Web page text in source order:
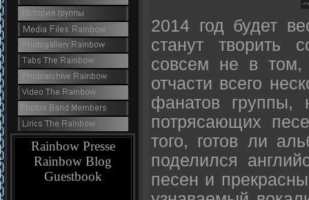
Rainbow Presse
Rainbow Blog
Guestbook
2014 год будет
станут творить
совсем не в
отчасти всего
фанатов группы,
потрясающих
того, готов ли
поделился
песен и